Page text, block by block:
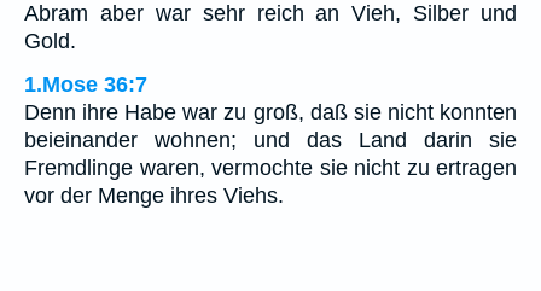
Abram aber war sehr reich an Vieh, Silber und
Gold.
1.Mose 36:7
Denn ihre Habe war zu groß, daß sie nicht konnten
beieinander wohnen; und das Land darin sie
Fremdlinge waren, vermochte sie nicht zu ertragen
vor der Menge ihres Viehs.